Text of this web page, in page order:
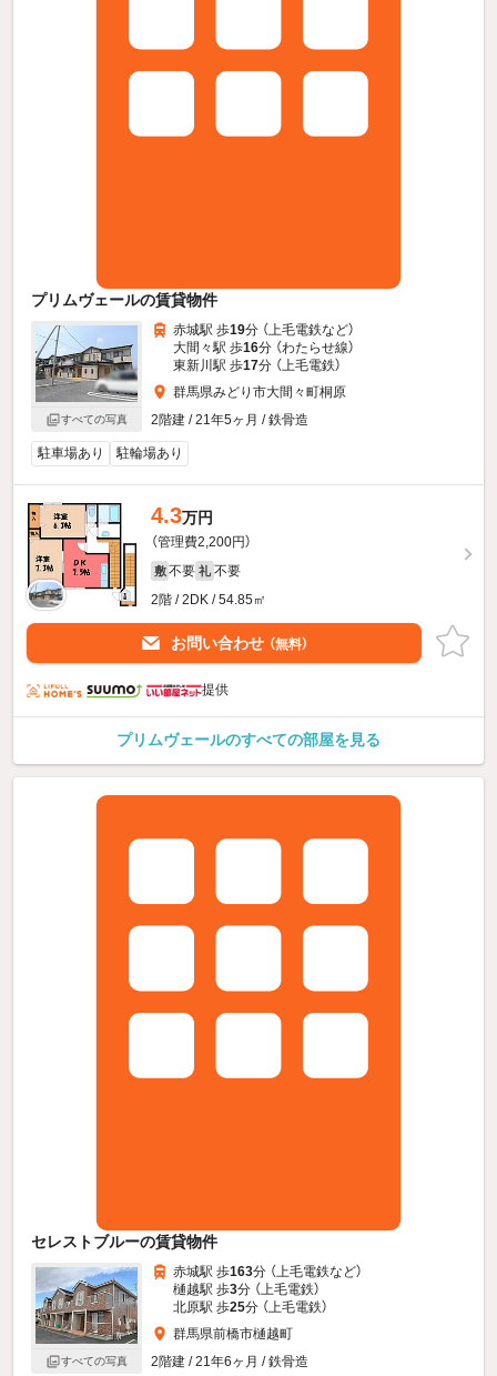
プリムヴェールの賃貸物件
すべての写真
赤城駅 歩19分 （上毛電鉄など）
大間々駅 歩16分 （わたらせ線）
東新川駅 歩17分 （上毛電鉄）
群馬県みどり市大間々町桐原
2階建 / 21年5ヶ月 / 鉄骨造
駐車場あり 駐輪場あり
4.3万円
（管理費2,200円）
敷 不要 礼 不要
2階 / 2DK / 54.85㎡
お問い合わせ （無料）
提供
プリムヴェールのすべての部屋を見る
セレストブルーの賃貸物件
すべての写真
赤城駅 歩163分 （上毛電鉄など）
樋越駅 歩3分 （上毛電鉄）
北原駅 歩25分 （上毛電鉄）
群馬県前橋市樋越町
2階建 / 21年6ヶ月 / 鉄骨造